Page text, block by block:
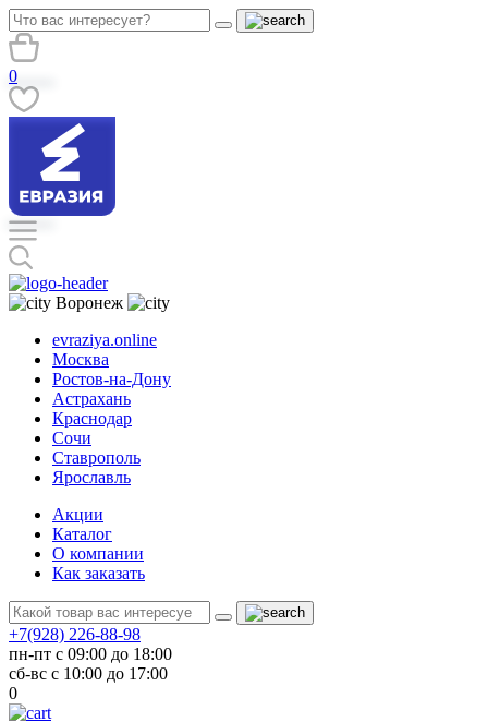
0
Воронеж
evraziya.online
Москва
Ростов-на-Дону
Астрахань
Краснодар
Сочи
Ставрополь
Ярославль
Акции
Каталог
О компании
Как заказать
+7(928) 226-88-98
пн-пт с 09:00 до 18:00
сб-вс с 10:00 до 17:00
0